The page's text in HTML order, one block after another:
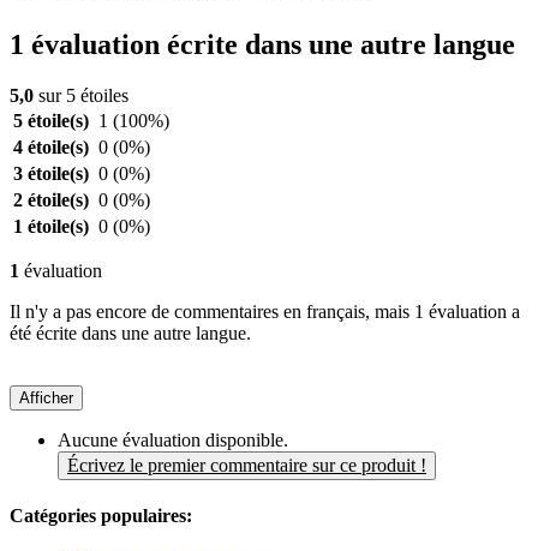
1 évaluation écrite dans une autre langue
5,0 sur 5 étoiles
5 étoile(s) 1 (100%)
4 étoile(s) 0 (0%)
3 étoile(s) 0 (0%)
2 étoile(s) 0 (0%)
1 étoile(s) 0 (0%)
1 évaluation
Il n'y a pas encore de commentaires en français, mais 1 évaluation a
été écrite dans une autre langue.
Afficher
Aucune évaluation disponible.
Écrivez le premier commentaire sur ce produit !
Catégories populaires: